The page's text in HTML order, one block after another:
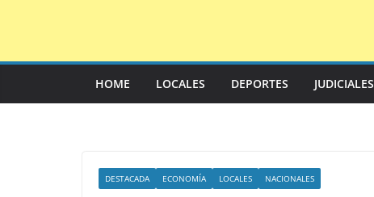
HOME LOCALES DEPORTES JUDICIALES
DESTACADA ECONOMÍA LOCALES NACIONALES